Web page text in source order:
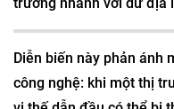
Diễn biến này phản ánh
công nghệ: khi một thị